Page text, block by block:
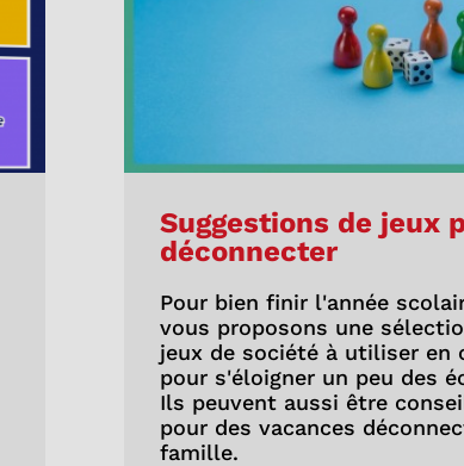
Suggestions de jeux
déconnecter
Pour bien finir l'année
vous proposons une
jeux de société à utiliser en
pour s'éloigner un peu des
Ils peuvent aussi être
pour des vacances
famille.